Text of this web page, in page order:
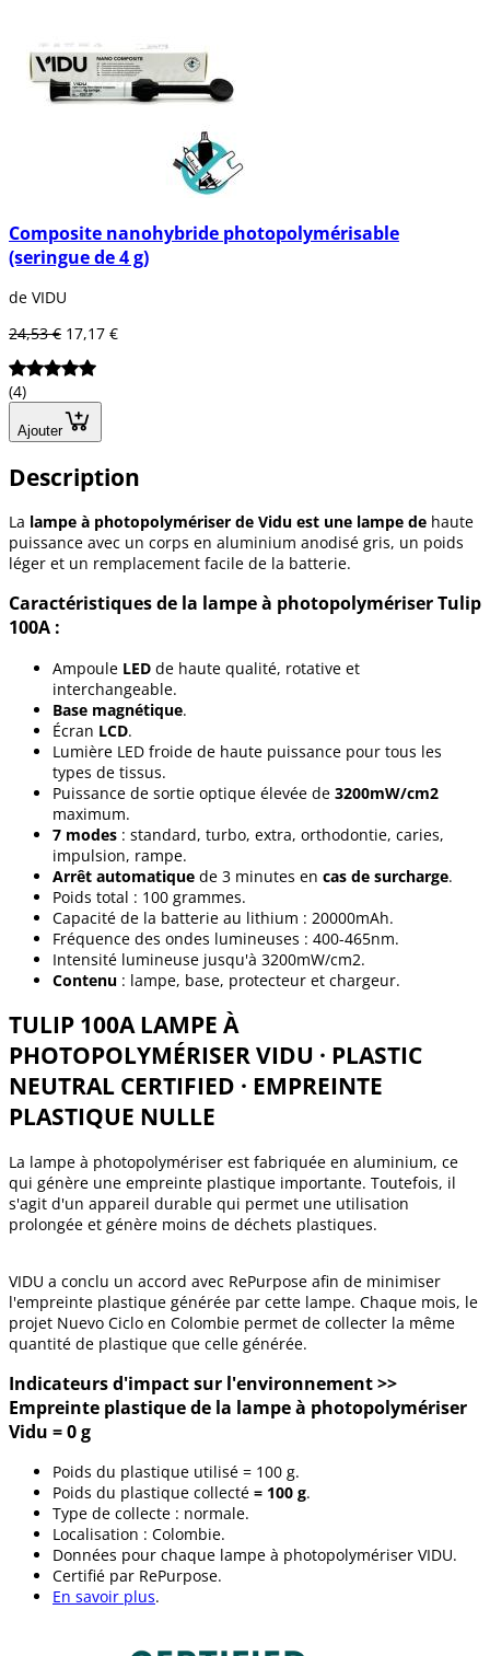
Composite nanohybride photopolymérisable
(seringue de 4 g)
de VIDU
24,53 € 17,17 €
(4)
Ajouter
Description
La lampe à photopolymériser de Vidu est une lampe de haute
puissance avec un corps en aluminium anodisé gris, un poids
léger et un remplacement facile de la batterie.
Caractéristiques de la lampe à photopolymériser Tulip
100A :
Ampoule LED de haute qualité, rotative et
interchangeable.
Base magnétique.
Écran LCD.
Lumière LED froide de haute puissance pour tous les
types de tissus.
Puissance de sortie optique élevée de 3200mW/cm2
maximum.
7 modes : standard, turbo, extra, orthodontie, caries,
impulsion, rampe.
Arrêt automatique de 3 minutes en cas de surcharge.
Poids total : 100 grammes.
Capacité de la batterie au lithium : 20000mAh.
Fréquence des ondes lumineuses : 400-465nm.
Intensité lumineuse jusqu'à 3200mW/cm2.
Contenu : lampe, base, protecteur et chargeur.
TULIP 100A LAMPE À
PHOTOPOLYMÉRISER VIDU · PLASTIC
NEUTRAL CERTIFIED · EMPREINTE
PLASTIQUE NULLE
La lampe à photopolymériser est fabriquée en aluminium, ce
qui génère une empreinte plastique importante. Toutefois, il
s'agit d'un appareil durable qui permet une utilisation
prolongée et génère moins de déchets plastiques.
VIDU a conclu un accord avec RePurpose afin de minimiser
l'empreinte plastique générée par cette lampe. Chaque mois, le
projet Nuevo Ciclo en Colombie permet de collecter la même
quantité de plastique que celle générée.
Indicateurs d'impact sur l'environnement >>
Empreinte plastique de la lampe à photopolymériser
Vidu = 0 g
Poids du plastique utilisé = 100 g.
Poids du plastique collecté = 100 g.
Type de collecte : normale.
Localisation : Colombie.
Données pour chaque lampe à photopolymériser VIDU.
Certifié par RePurpose.
En savoir plus.